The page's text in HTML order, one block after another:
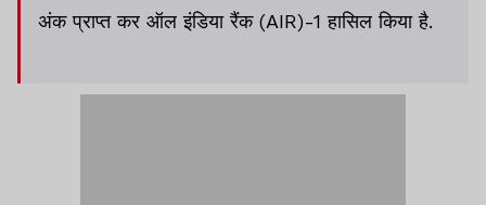
अंक प्राप्त कर ऑल इंडिया रैंक (AIR)-1 हासिल किया है.